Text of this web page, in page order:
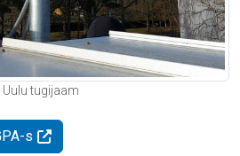
Uulu tugijaam
s